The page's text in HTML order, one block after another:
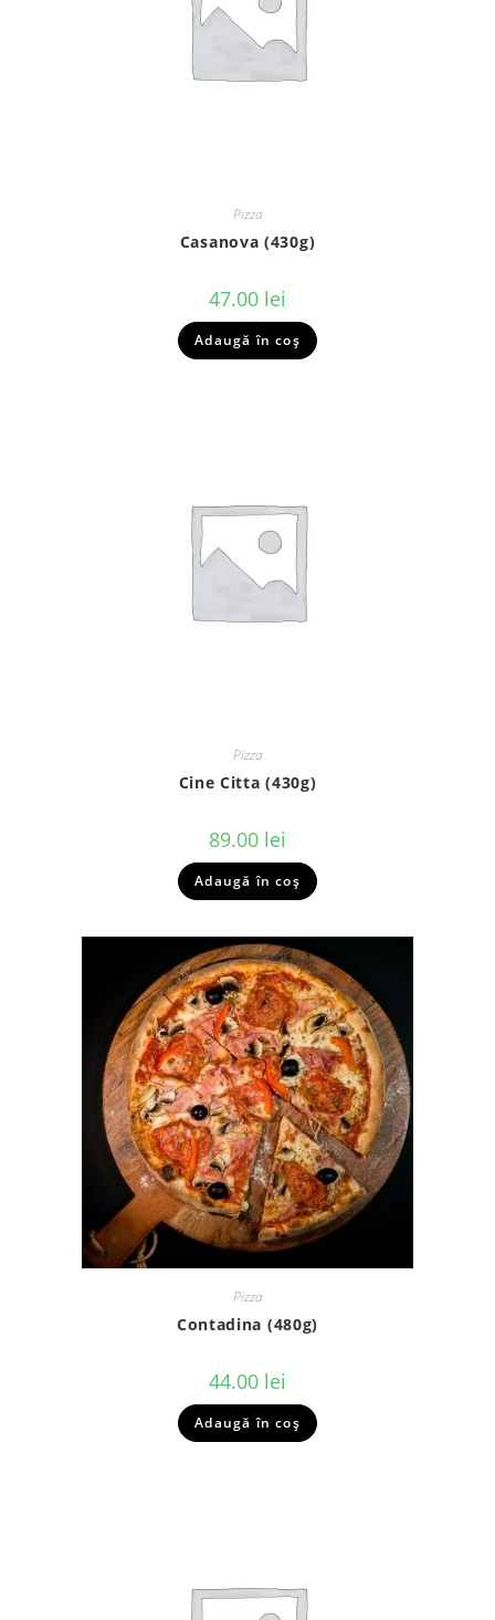
Pizza
Casanova (430g)
47.00 lei
Adaugă în coș
Pizza
Cine Citta (430g)
89.00 lei
Adaugă în coș
Pizza
Contadina (480g)
44.00 lei
Adaugă în coș